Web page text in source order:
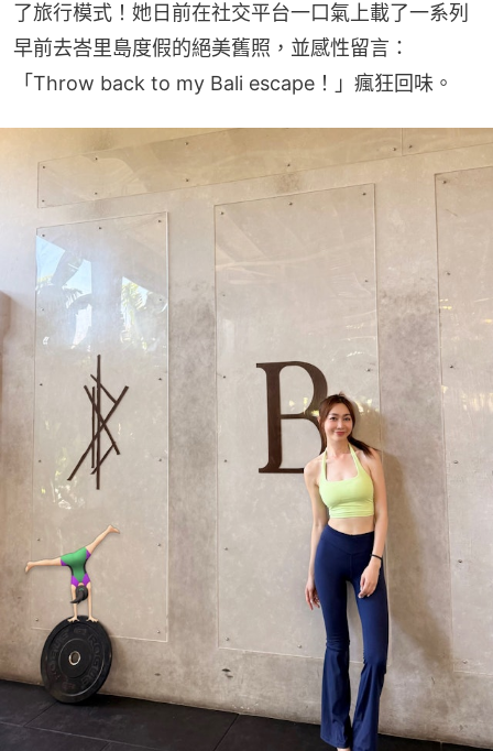
了旅行模式！她日前在社交平台一口氣上載了一系列
早前去峇里島度假的絕美舊照，並感性留言：
「Throw back to my Bali escape！」瘋狂回味。